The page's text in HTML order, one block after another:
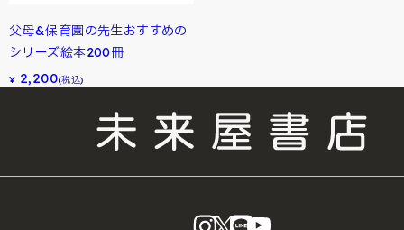
父母&保育園の先生おすすめの
シリーズ絵本200冊
¥ 2,200(税込)
instagram
X LINE